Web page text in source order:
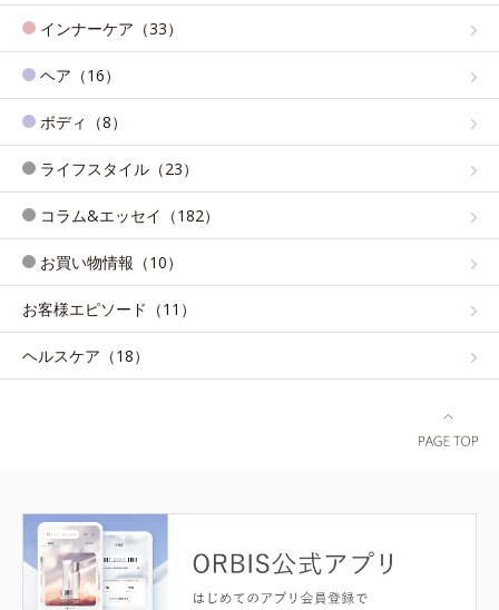
インナーケア（33）
ヘア（16）
ボディ（8）
ライフスタイル（23）
コラム&エッセイ（182）
お買い物情報（10）
お客様エピソード（11）
ヘルスケア（18）